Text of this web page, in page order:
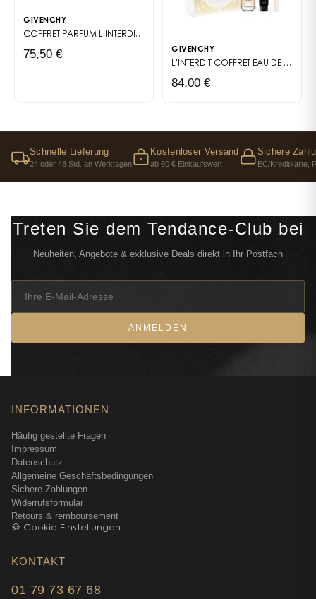
GIVENCHY
COFFRET PARFUM L'INTERDIT ROUGE
75,50 € GIVENCHY
L'INTERDIT COFFRET EAU DE PARFUM
84,00 €
Schnelle Lieferung
24 oder 48 Std. an Werktagen
Kostenloser Versand
ab 60 € Einkaufswert
Sichere
EC/Kreditkarte,
Treten Sie dem Tendance-Club bei
Neuheiten, Angebote & exklusive Deals direkt in Ihr Postfach
ANMELDEN
INFORMATIONEN
Häufig gestellte Fragen
Impressum
Datenschutz
Allgemeine Geschäftsbedingungen
Sichere Zahlungen
Widerrufsformular
Retours & remboursement
🍪 Cookie-Einstellungen
KONTAKT
01 79 73 67 68